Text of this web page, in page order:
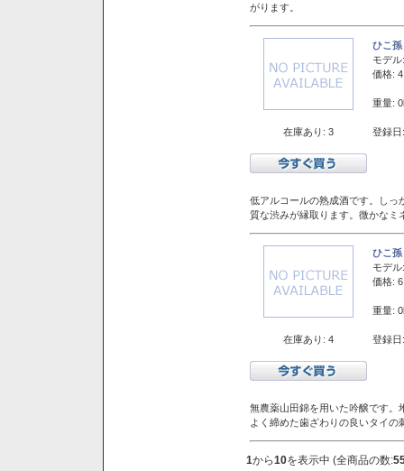
がります。
在庫あり: 3
ひこ
モデル:
価格:
重量:
登録
低アルコールの熟成酒です。しっ
質な渋みが縁取ります。微かなミ
在庫あり: 4
ひこ
モデル:
価格:
重量:
登録
無農薬山田錦を用いた吟醸です
よく締めた歯ざわりの良いタイ
1から10を表示中 (全商品の数: